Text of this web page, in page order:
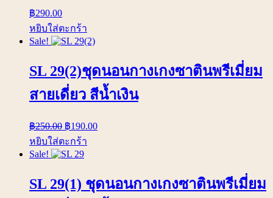
฿290.00
หยิบใส่ตะกร้า
Sale!
SL 29(2)ชุดนอนกางเกงซาตินพรีเมี่ยม
สายเดี่ยว สีน้ำเงิน
฿250.00 ฿190.00
หยิบใส่ตะกร้า
Sale!
SL 29(1) ชุดนอนกางเกงซาตินพรีเมี่ยม